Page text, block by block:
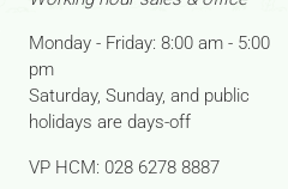
Monday - Friday: 8:00 am - 5:00
pm
Saturday, Sunday, and public
holidays are days-off
VP HCM: 028 6278 8887